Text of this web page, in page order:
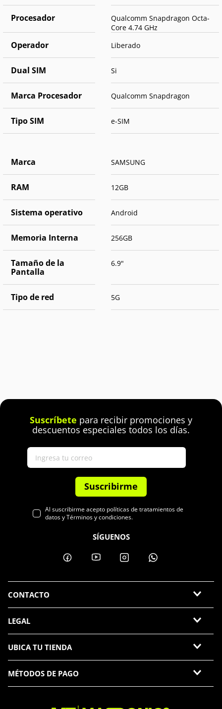
Procesador
Qualcomm Snapdragon Octa-
Core 4.74 GHz
Operador Liberado
Dual SIM Si
Marca Procesador Qualcomm Snapdragon
Tipo SIM e-SIM
Marca SAMSUNG
RAM 12GB
Sistema operativo Android
Memoria Interna 256GB
Tamaño de la
Pantalla
6.9"
Tipo de red 5G
Suscríbete para recibir promociones y
descuentos especiales todos los días.
Suscribirme
Al suscribirme acepto políticas de tratamientos de
datos y Términos y condiciones.
SÍGUENOS
CONTACTO
LEGAL
UBICA TU TIENDA
MÉTODOS DE PAGO